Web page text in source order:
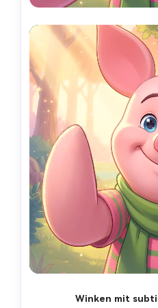
Winken mit